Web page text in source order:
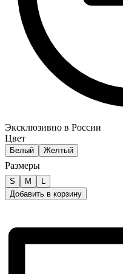
Эксклюзивно в России
Цвет
Белый Желтый
Размеры
S
M
L
Добавить в корзину